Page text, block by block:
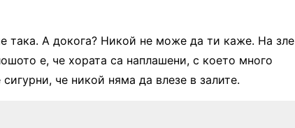
така. А докога? Никой не може да ти каже. На зле
е, че хората са наплашени, с което много
че никой няма да влезе в залите.